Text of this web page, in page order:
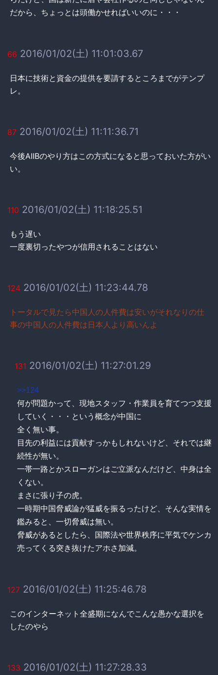
だから、ちょっとは頭働かせればいいのに・・・
66 2016/01/02(土) 11:01:03.67
日本に技術と資金の提供を要請するところまでがテンプ
レ。
87 2016/01/02(土) 11:11:36.71
今後AIIBのやり方はこの方式になると思っておいた方がい
い。
110 2016/01/02(土) 11:18:25.51
もう遅い
一度裏切ったやつが信用されることはない
124 2016/01/02(土) 11:23:44.78
トータルで見たら中国人の人件費は安いがそれなりの仕
事の中国人の人件費は日本人より高いんよ
131 2016/01/02(土) 11:27:01.29
>>124
何が問題かって、現地スタッフ・作業員を育てつつ支援
していく・・・という概念が中国に
全く無い事。
目先の利益には貢献すっかもしれないけど、それでは継
続性が無い。
一帯一路とかスローガンはご立派なんだけど、中身は全
くない。
まさに張り子の虎。
一時期中国脅威論が猛威を振るったけど、そんな実情を
鑑みると、一切脅威は無い。
脅威があるとしたら、国際法や世界秩序に平気でケンカ
売ってくる突き抜けたアホさ加減。
127 2016/01/02(土) 11:25:46.78
このインターネット全盛期になんでこんな愚かな選択を
したのやら
133 2016/01/02(土) 11:27:28.33